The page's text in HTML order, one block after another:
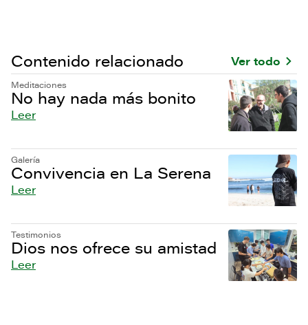
Contenido relacionado Ver todo
Meditaciones
No hay nada más bonito
Leer
Galería
Convivencia en La Serena
Leer
Testimonios
Dios nos ofrece su amistad
Leer